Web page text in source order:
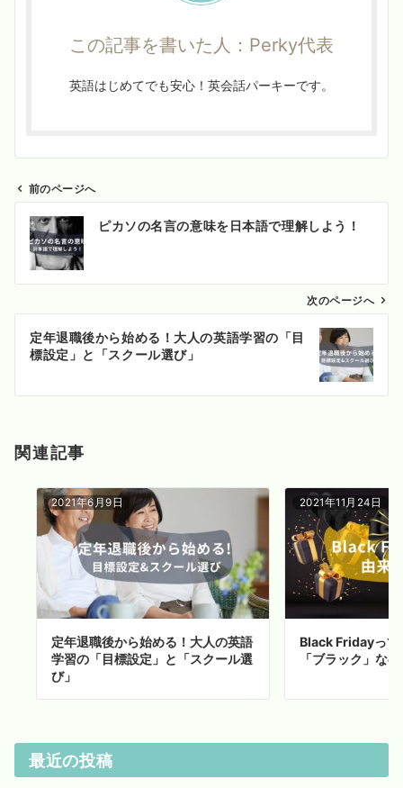
この記事を書いた人：Perky代表
英語はじめてでも安心！英会話パーキーです。
ビ
ン
前のページへ
ピカソの名言の意味を日本語で理解しよう！
次のページへ
定年退職後から始める！大人の英語学習の「目
標設定」と「スクール選び」
関連記事
2021年6月9日
定年退職後から始める！大人の英語
学習の「目標設定」と「スクール選
び」
2021年11月24日
Black Fridayって
「ブラック」な
最近の投稿